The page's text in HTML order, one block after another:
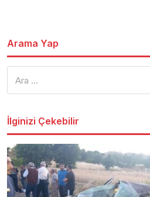
Arama Yap
İlginizi Çekebilir